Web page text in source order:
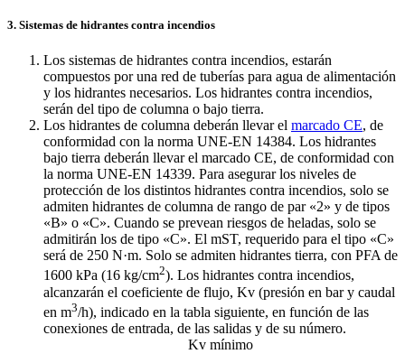
3. Sistemas de hidrantes contra incendios
Los sistemas de hidrantes contra incendios, estarán
compuestos por una red de tuberías para agua de alimentación
y los hidrantes necesarios. Los hidrantes contra incendios,
serán del tipo de columna o bajo tierra.
Los hidrantes de columna deberán llevar el marcado CE, de
conformidad con la norma UNE-EN 14384. Los hidrantes
bajo tierra deberán llevar el marcado CE, de conformidad con
la norma UNE-EN 14339. Para asegurar los niveles de
protección de los distintos hidrantes contra incendios, solo se
admiten hidrantes de columna de rango de par «2» y de tipos
«B» o «C». Cuando se prevean riesgos de heladas, solo se
admitirán los de tipo «C». El mST, requerido para el tipo «C»
será de 250 N·m. Solo se admiten hidrantes tierra, con PFA de
1600 kPa (16 kg/cm2). Los hidrantes contra incendios,
alcanzarán el coeficiente de flujo, Kv (presión en bar y caudal
en m3/h), indicado en la tabla siguiente, en función de las
conexiones de entrada, de las salidas y de su número.
Kv mínimo